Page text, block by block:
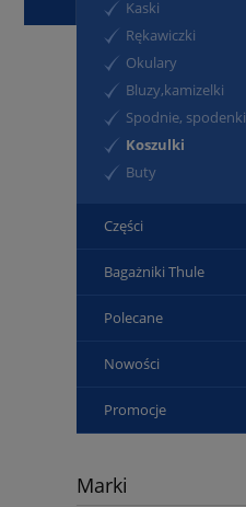
Kaski
Rękawiczki
Okulary
Bluzy,kamizelki
Spodnie, spodenki
Koszulki
Buty
Części
Bagażniki Thule
Polecane
Nowości
Promocje
Marki